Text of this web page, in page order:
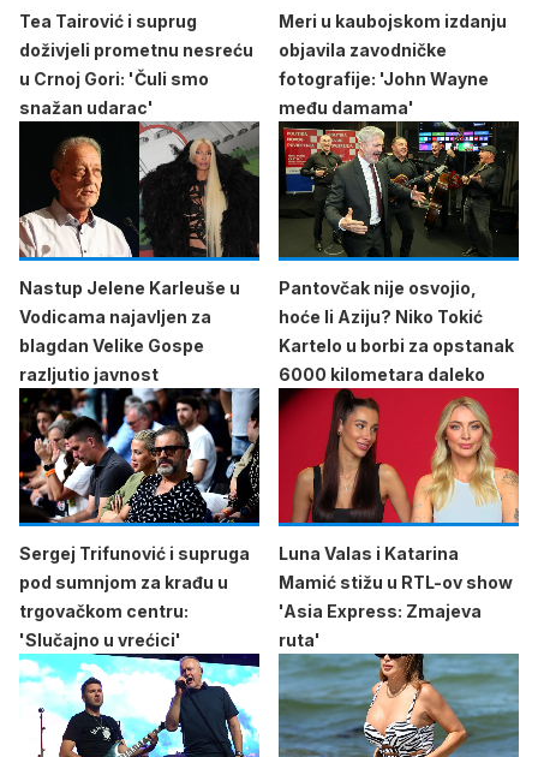
Tea Tairović i suprug
doživjeli prometnu nesreću
u Crnoj Gori: 'Čuli smo
snažan udarac'
Meri u kaubojskom izdanju
objavila zavodničke
fotografije: 'John Wayne
među damama'
Nastup Jelene Karleuše u
Vodicama najavljen za
blagdan Velike Gospe
razljutio javnost
Pantovčak nije osvojio,
hoće li Aziju? Niko Tokić
Kartelo u borbi za opstanak
6000 kilometara daleko
Sergej Trifunović i supruga
pod sumnjom za krađu u
trgovačkom centru:
'Slučajno u vrećici'
Luna Valas i Katarina
Mamić stižu u RTL-ov show
'Asia Express: Zmajeva
ruta'